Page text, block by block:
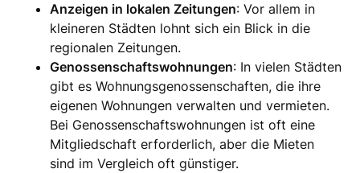
Anzeigen in lokalen Zeitungen: Vor allem in
kleineren Städten lohnt sich ein Blick in die
regionalen Zeitungen.
Genossenschaftswohnungen: In vielen Städten
gibt es Wohnungsgenossenschaften, die ihre
eigenen Wohnungen verwalten und vermieten.
Bei Genossenschaftswohnungen ist oft eine
Mitgliedschaft erforderlich, aber die Mieten
sind im Vergleich oft günstiger.